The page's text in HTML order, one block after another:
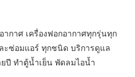
กาศ เครื่องฟอกอากาศทุกรุ่นทุก
ะซ่อมแอร์ ทุกชนิด บริการดูแล
ปี ทำตู้น้ำเย็น พัดลมไอน้ำ